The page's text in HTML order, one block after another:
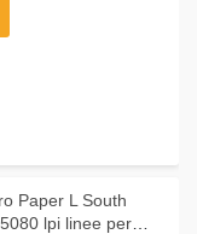
lpi linee per